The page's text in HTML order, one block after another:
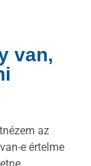
van,
az
e értelme